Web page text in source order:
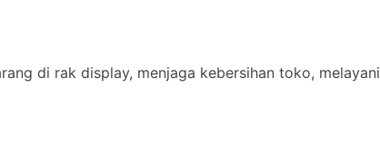
di rak display, menjaga kebersihan toko, melayani